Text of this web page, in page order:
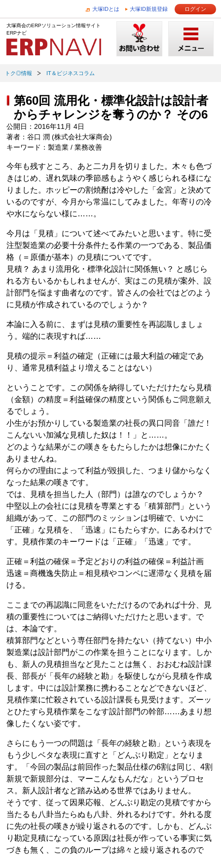
大塚IDとは 大塚ID新規登録 ログイン
大塚商会のERPソリューション情報サイト
ERPナビ
トク◎情報 IT＆ビジネスコラム
第60回 流用化・標準化設計は設計者
からチャレンジを奪うのか？ その6
公開日：2016年11月 4日
著者：谷口 潤 (株式会社大塚商会)
キーワード：製造業 / 業務改善
今年も残すところ、あと二カ月を切りました。木々も色づ
きはじめ、遅れ気味の季節感もようやく感じられる様にな
りました。ホッピーの割焼酎は冷やした「金宮」と決めて
いるのですが、今月から常温にしてみました。年寄りの冷
や水にならない様に……。
今月は「見積」について述べてみたいと思います。特に受
注型製造業の必要十分条件たる作業の一つである、製品価
格（＝原価が基本）の見積についてです。
見積？ あまり流用化・標準化設計に関係無い？ と感じら
れる方もいるかもしれませんが、実はこの見積が案外、設
計部門を悩ます曲者なのです。皆さんの会社ではどのよう
に見積が作成されているのでしょうか？
本論に入る前に、まずは見積の重要性を再認識しましょ
う。端的に表現すれば……
見積の提示＝利益の確定（正確には最大利益の確定であ
り、通常見積利益より増えることはない）
ということです。この関係を納得していただけたなら見積
（金額）の精度＝利益確保の精度という関係もご同意願え
るでしょう。
小生がお預かりしている製造業の社長の異口同音「誰だ！
こんないい加減な見積した奴は！！」と……。
どのような結果がこの嘆きをもたらしたかは想像にかたく
ありませんね。
何らかの理由によって利益が毀損した、つまり儲からなく
なった結果の嘆きです。
では、見積を担当した人（部門）は誰なのでしょうか？
中堅以上の会社には見積を専業とする「積算部門」という
組織があって、この部門のミッションは明確で、いかに
「正確」な見積を、「迅速」にもたらすか。にあるわけで
す。見積作業のキーワードは「正確」「迅速」です。
正確＝利益の確保＝予定どおりの利益の確保＝利益計画
迅速＝商機逸失防止＝相見積やコンペに遅滞なく見積を届
ける。
ここまでの再認識に同意をいただけるのであれば十分、見
積の重要性についてはご納得いただけたと思います。で
は、本論です。
積算部門などという専任部門を持たない（持てない）中小
製造業は設計部門がこの作業を担うことになります。しか
も、新人の見積担当など見たことは無く、おおむね設計課
長、部長が「長年の経験と勘」を駆使しながら見積を作成
します。中には設計業務に携わることなどできないほど、
見積作業に忙殺されている設計課長も見受けます。ズーッ
とひたすら見積作業をこなす設計部門の幹部……あまり想
像したくない姿です。
さらにもう一つの問題は「長年の経験と勘」という表現を
もう少しベタな表現に直すと「どんぶり勘定」となりま
す。「今回の製品は前回作った製品仕様の6割は同じ、4割
新規で新規部分は、マーこんなもんだな」というプロセ
ス。新人設計者など踏み込める世界ではありません。
そうです、従って因果応報、どんぶり勘定の見積ですから
当たるも八卦当たらぬも八卦、外れるわけです。外れる度
に先の社長の嘆きが繰り返されるのです。しかも、どんぶ
り勘定見積になっている原因は社長が作っている事実に気
づきも無く、この負のループは綿々と繰り返されるので